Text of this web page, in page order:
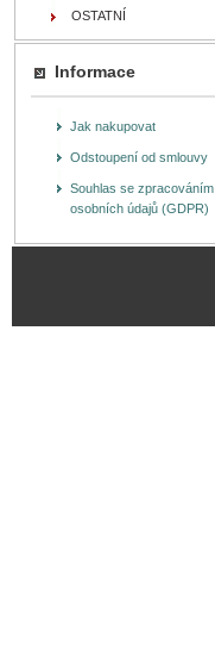
OSTATNÍ
Informace
Jak nakupovat
Odstoupení od smlouvy
Souhlas se zpracováním
osobních údajů (GDPR)